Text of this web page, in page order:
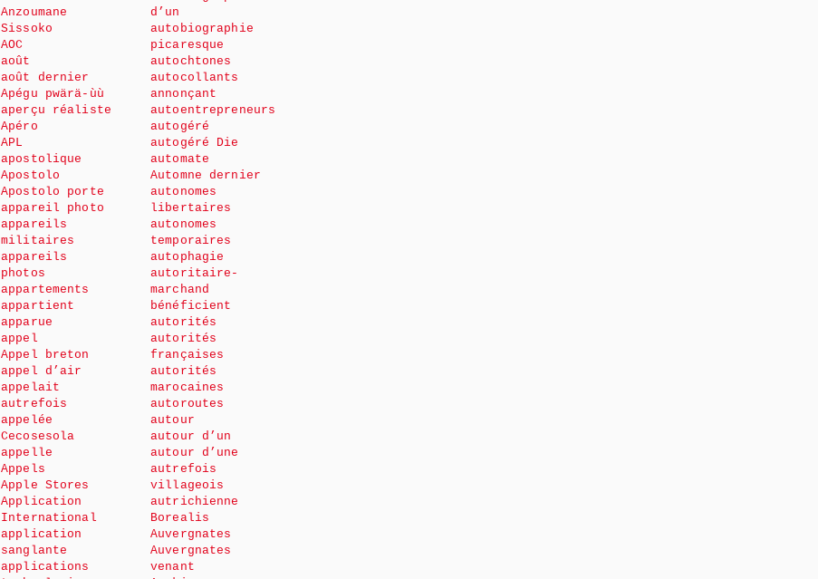
Anzoumane
Sissoko
AOC
août
août dernier
Apégu pwärä-ùù
aperçu réaliste
Apéro
APL
apostolique
Apostolo
Apostolo porte
appareil photo
appareils
militaires
appareils
photos
appartements
appartient
apparue
appel
Appel breton
appel d’air
appelait
autrefois
appelée
Cecosesola
appelle
Appels
Apple Stores
Application
International
application
sanglante
applications
d’un
autobiographie
picaresque
autochtones
autocollants
annonçant
autoentrepreneurs
autogéré
autogéré Die
automate
Automne dernier
autonomes
libertaires
autonomes
temporaires
autophagie
autoritaire-
marchand
bénéficient
autorités
autorités
françaises
autorités
marocaines
autoroutes
autour
autour d’un
autour d’une
autrefois
villageois
autrichienne
Borealis
Auvergnates
Auvergnates
venant